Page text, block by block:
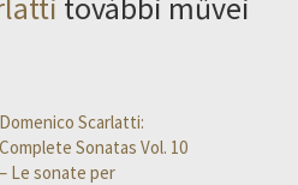
Domenico Scarlatti:
Complete Sonatas Vol. 10
– Le sonate per